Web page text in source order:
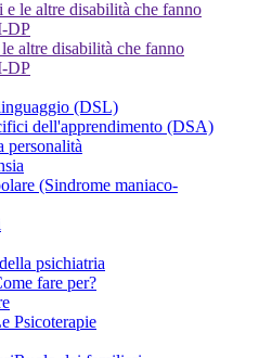
altre disabilità che fanno
DP
(DSL)
dell'apprendimento (DSA)
personalità
(Sindrome maniaco-
psichiatria
fare per?
Psicoterapie